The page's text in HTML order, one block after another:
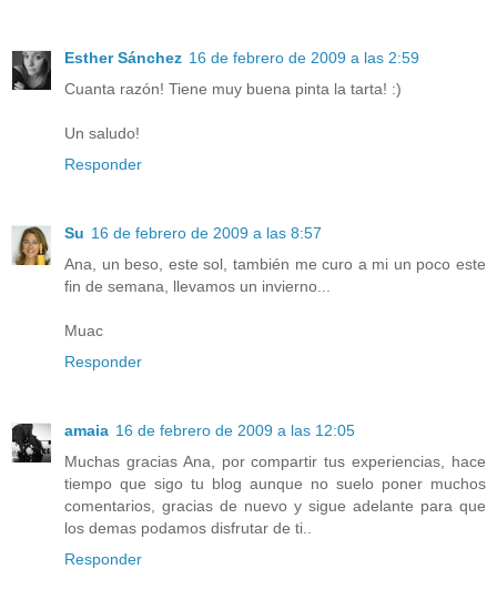
Esther Sánchez 16 de febrero de 2009 a las 2:59
Cuanta razón! Tiene muy buena pinta la tarta! :)
Un saludo!
Responder
Su 16 de febrero de 2009 a las 8:57
Ana, un beso, este sol, también me curo a mi un poco este
fin de semana, llevamos un invierno...
Muac
Responder
amaia 16 de febrero de 2009 a las 12:05
Muchas gracias Ana, por compartir tus experiencias, hace
tiempo que sigo tu blog aunque no suelo poner muchos
comentarios, gracias de nuevo y sigue adelante para que
los demas podamos disfrutar de ti..
Responder